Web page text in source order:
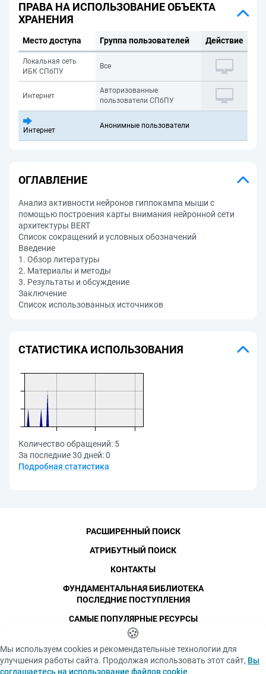
ПРАВА НА ИСПОЛЬЗОВАНИЕ ОБЪЕКТА
ХРАНЕНИЯ
Место доступа Группа пользователей Действие
Локальная сеть
ИБК СПбПУ
Все
Интернет
Авторизованные
пользователи СПбПУ
Интернет
Анонимные пользователи
ОГЛАВЛЕНИЕ
Анализ активности нейронов гиппокампа мыши с
помощью построения карты внимания нейронной сети
архитектуры BERT
Список сокращений и условных обозначений
Введение
1. Обзор литературы
2. Материалы и методы
3. Результаты и обсуждение
Заключение
Список использованных источников
СТАТИСТИКА ИСПОЛЬЗОВАНИЯ
Количество обращений: 5
За последние 30 дней:0
Подробная статистика
СПбПУ, 1996-2026
Авторские права и персональные данные
Фотографии размещены с согласия
изображённых лиц в соответствии
Политика конфиденциальности
РАСШИРЕННЫЙ ПОИСК
АТРИБУТНЫЙ ПОИСК
КОНТАКТЫ
ФУНДАМЕНТАЛЬНАЯ БИБЛИОТЕКА
ПОСЛЕДНИЕ ПОСТУПЛЕНИЯ
САМЫЕ ПОПУЛЯРНЫЕ РЕСУРСЫ
🍪
Мы используем cookies и рекомендательные технологии для
улучшения работы сайта. Продолжая использовать этот сайт, Вы
соглашаетесь на использование файлов cookie.